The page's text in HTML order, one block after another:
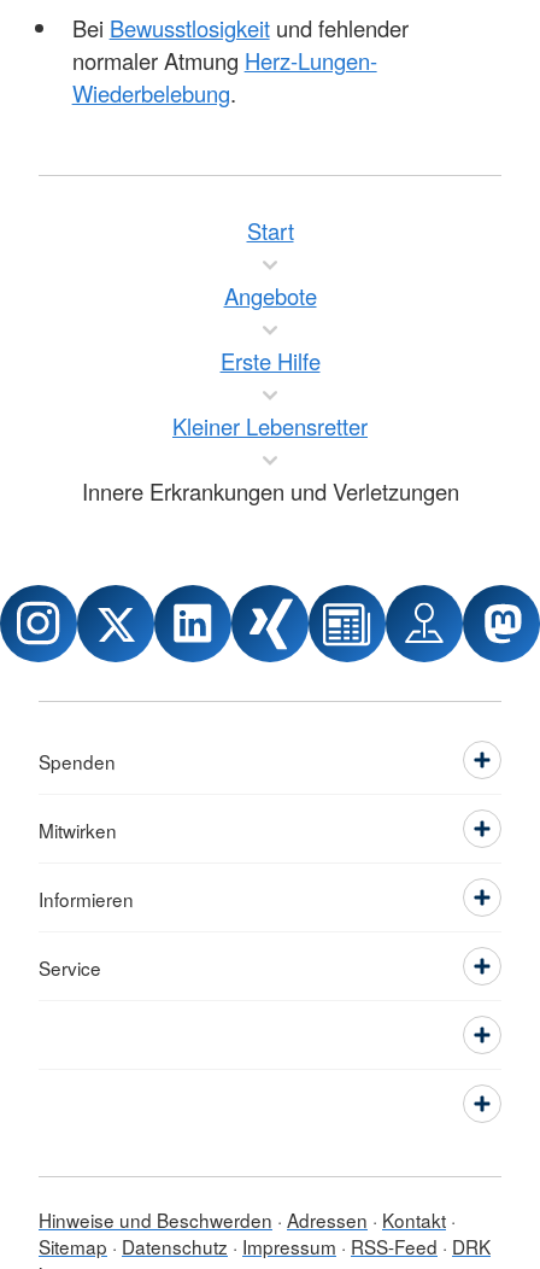
Bei Bewusstlosigkeitund fehlender
normaler Atmung Herz-Lungen-
Wiederbelebung.
Start
Angebote
Erste Hilfe
Kleiner Lebensretter
Innere Erkrankungen und Verletzungen
Spenden
Mitwirken
Informieren
Service
Hinweise und Beschwerden Adressen
Kontakt
Sitemap
Datenschutz Impressum RSS-Feed
DRK